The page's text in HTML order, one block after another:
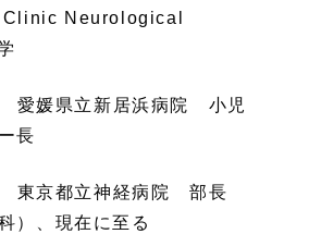
Neurological
愛媛県立新居浜病院 小児
長
東京都立神経病院 部長
）、現在に至る